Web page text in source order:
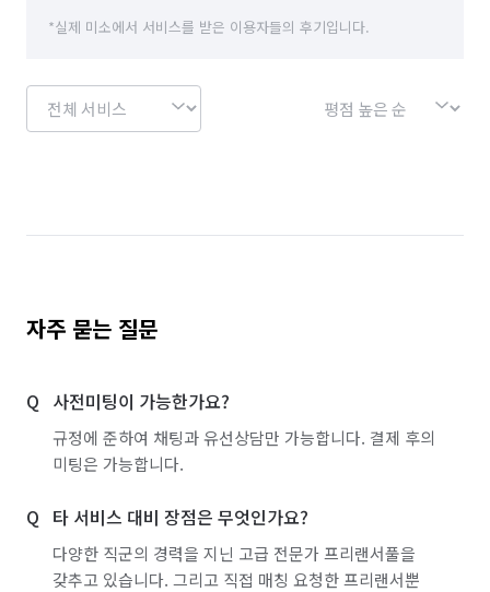
*실제 미소에서 서비스를 받은 이용자들의 후기입니다.
자주 묻는 질문
사전미팅이 가능한가요?
규정에 준하여 채팅과 유선상담만 가능합니다. 결제 후의
미팅은 가능합니다.
타 서비스 대비 장점은 무엇인가요?
다양한 직군의 경력을 지닌 고급 전문가 프리랜서풀을
갖추고 있습니다. 그리고 직접 매칭 요청한 프리랜서뿐